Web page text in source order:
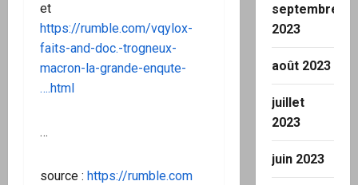
et
https://rumble.com/vqylox-
faits-and-doc.-trogneux-
macron-la-grande-enqute-
….html
…
source : https://rumble.com
septembre
2023
août 2023
juillet
2023
juin 2023